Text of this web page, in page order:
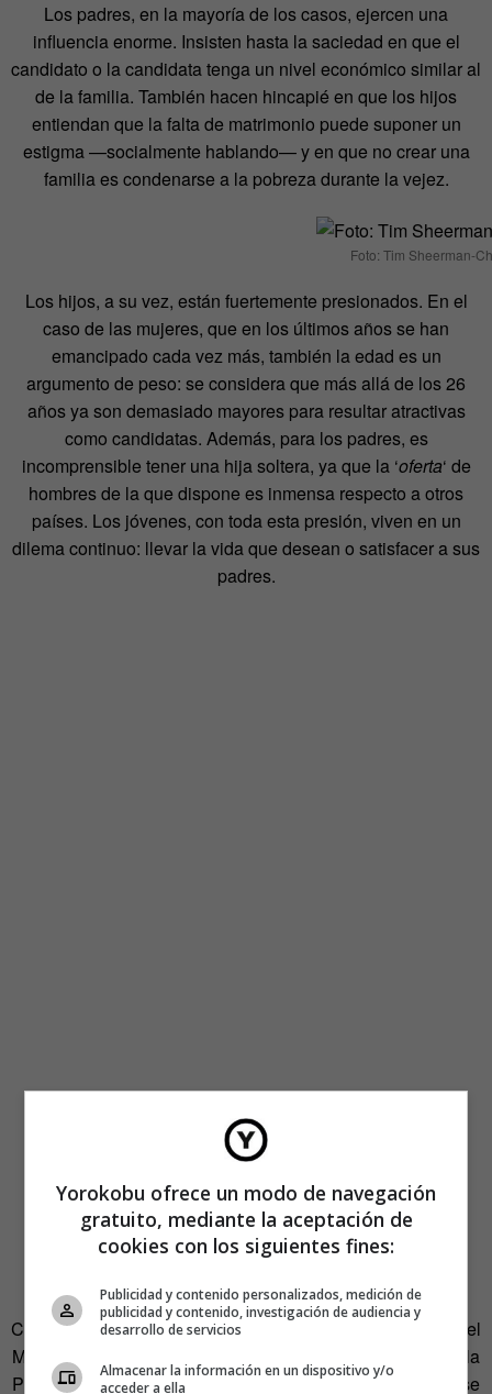
Los padres, en la mayoría de los casos, ejercen una
influencia enorme. Insisten hasta la saciedad en que el
candidato o la candidata tenga un nivel económico similar al
de la familia. También hacen hincapié en que los hijos
entiendan que la falta de matrimonio puede suponer un
estigma —socialmente hablando— y en que no crear una
familia es condenarse a la pobreza durante la vejez.
Foto: Tim Sheerman-
Los hijos, a su vez, están fuertemente presionados. En el
caso de las mujeres, que en los últimos años se han
emancipado cada vez más, también la edad es un
argumento de peso: se considera que más allá de los 26
años ya son demasiado mayores para resultar atractivas
como candidatas. Además, para los padres, es
incomprensible tener una hija soltera, ya que la ‘oferta‘ de
hombres de la que dispone es inmensa respecto a otros
países. Los jóvenes, con toda esta presión, viven en un
dilema continuo: llevar la vida que desean o satisfacer a sus
padres.
Como resultado del encontronazo sobre cómo vivir, surgió el
Mercado de los Solteros en Shangái. En un lugar llamado la
Plaza del Pueblo, cada fin de semana desde el año 2008 se
Yorokobu ofrece un modo de navegación
gratuito, mediante la aceptación de
cookies con los siguientes fines:
Publicidad y contenido personalizados, medición de
publicidad y contenido, investigación de audiencia y
desarrollo de servicios
Almacenar la información en un dispositivo y/o
acceder a ella